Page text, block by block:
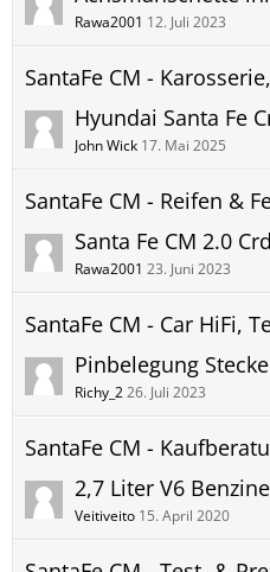
Rawa2001 12. Juli 2023
John Wick 17. Mai 2025
SantaFe CM - Reifen &
Rawa2001 23. Juni 2023
SantaFe CM - Car HiFi,
Richy_226. Juli 2023
SantaFe CM -
2,7 Liter V6
Veitiveito 15. April 2020